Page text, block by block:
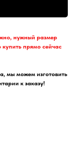
нужный размер
прямо сейчас
мы можем изготовить
к заказу!